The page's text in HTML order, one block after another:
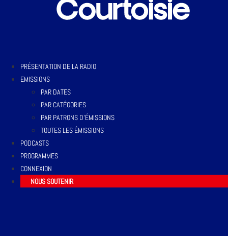
PRÉSENTATION DE LA RADIO
EMISSIONS
PAR DATES
PAR CATÉGORIES
PAR PATRONS D’ÉMISSIONS
TOUTES LES ÉMISSIONS
PODCASTS
PROGRAMMES
CONNEXION
NOUS SOUTENIR